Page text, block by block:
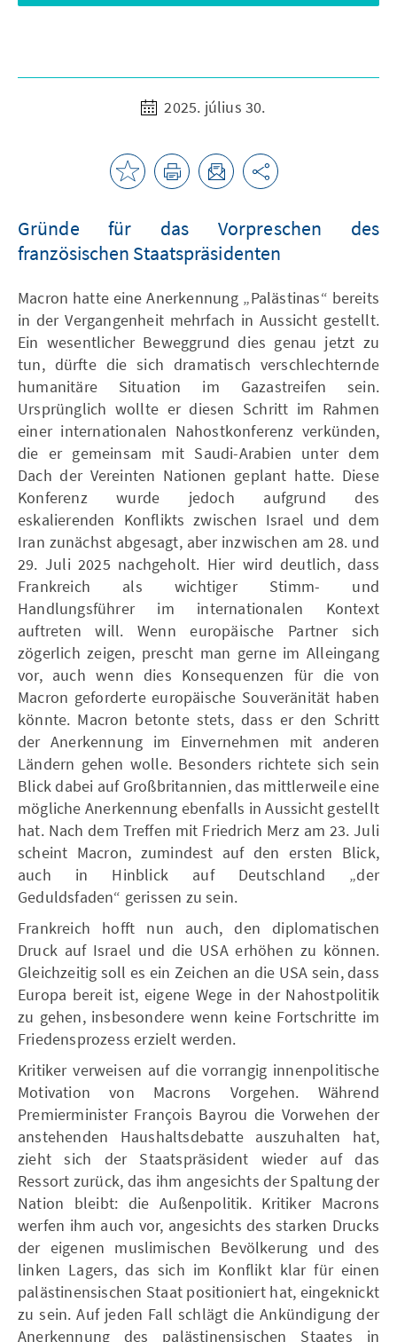
2025. július 30.
Gründe für das Vorpreschen des
französischen Staatspräsidenten
Macron hatte eine Anerkennung „Palästinas“ bereits
in der Vergangenheit mehrfach in Aussicht gestellt.
Ein wesentlicher Beweggrund dies genau jetzt zu
tun, dürfte die sich dramatisch verschlechternde
humanitäre Situation im Gazastreifen sein.
Ursprünglich wollte er diesen Schritt im Rahmen
einer internationalen Nahostkonferenz verkünden,
die er gemeinsam mit Saudi-Arabien unter dem
Dach der Vereinten Nationen geplant hatte. Diese
Konferenz wurde jedoch aufgrund des
eskalierenden Konflikts zwischen Israel und dem
Iran zunächst abgesagt, aber inzwischen am 28. und
29. Juli 2025 nachgeholt. Hier wird deutlich, dass
Frankreich als wichtiger Stimm- und
Handlungsführer im internationalen Kontext
auftreten will. Wenn europäische Partner sich
zögerlich zeigen, prescht man gerne im Alleingang
vor, auch wenn dies Konsequenzen für die von
Macron geforderte europäische Souveränität haben
könnte. Macron betonte stets, dass er den Schritt
der Anerkennung im Einvernehmen mit anderen
Ländern gehen wolle. Besonders richtete sich sein
Blick dabei auf Großbritannien, das mittlerweile eine
mögliche Anerkennung ebenfalls in Aussicht gestellt
hat. Nach dem Treffen mit Friedrich Merz am 23. Juli
scheint Macron, zumindest auf den ersten Blick,
auch in Hinblick auf Deutschland „der
Geduldsfaden“ gerissen zu sein.
Frankreich hofft nun auch, den diplomatischen
Druck auf Israel und die USA erhöhen zu können.
Gleichzeitig soll es ein Zeichen an die USA sein, dass
Europa bereit ist, eigene Wege in der Nahostpolitik
zu gehen, insbesondere wenn keine Fortschritte im
Friedensprozess erzielt werden.
Kritiker verweisen auf die vorrangig innenpolitische
Motivation von Macrons Vorgehen. Während
Premierminister François Bayrou die Vorwehen der
anstehenden Haushaltsdebatte auszuhalten hat,
zieht sich der Staatspräsident wieder auf das
Ressort zurück, das ihm angesichts der Spaltung der
Nation bleibt: die Außenpolitik. Kritiker Macrons
werfen ihm auch vor, angesichts des starken Drucks
der eigenen muslimischen Bevölkerung und des
linken Lagers, das sich im Konflikt klar für einen
palästinensischen Staat positioniert hat, eingeknickt
zu sein. Auf jeden Fall schlägt die Ankündigung der
Anerkennung des palästinensischen Staates in